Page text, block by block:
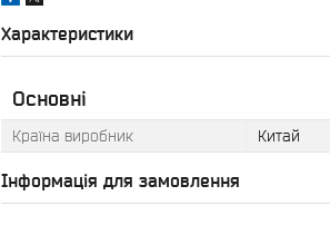
Характеристики
Основні
Країна виробник Китай
Інформація для замовлення